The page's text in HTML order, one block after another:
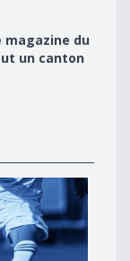
canton
magazine du
un canton